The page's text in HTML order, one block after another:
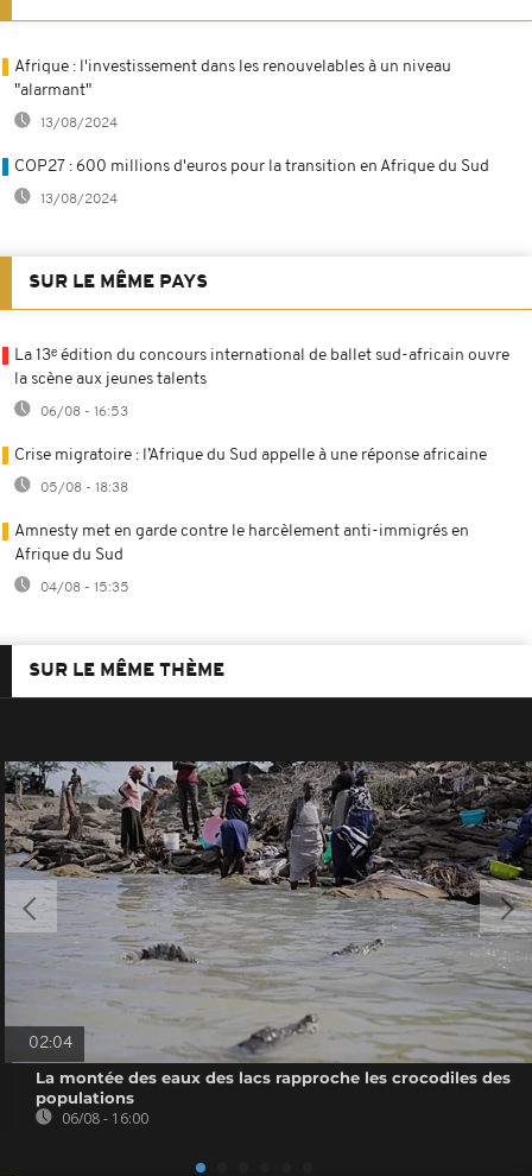
Afrique : l'investissement dans les renouvelables à un niveau
"alarmant"
13/08/2024
COP27 : 600 millions d'euros pour la transition en Afrique du Sud
13/08/2024
SUR LE MÊME PAYS
La 13ᵉ édition du concours international de ballet sud-africain ouvre
la scène aux jeunes talents
06/08 - 16:53
Crise migratoire : l’Afrique du Sud appelle à une réponse africaine
05/08 - 18:38
Amnesty met en garde contre le harcèlement anti-immigrés en
Afrique du Sud
04/08 - 15:35
SUR LE MÊME THÈME
02:04
La montée des eaux des lacs rapproche les crocodiles des
populations
06/08 - 16:00